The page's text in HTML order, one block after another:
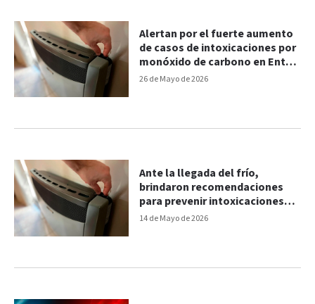
26 de Mayo de 2026
Alertan por el fuerte aumento
de casos de intoxicaciones por
monóxido de carbono en Entre
Ríos
14 de Mayo de 2026
Ante la llegada del frío,
brindaron recomendaciones
para prevenir intoxicaciones
por monóxido de carbono